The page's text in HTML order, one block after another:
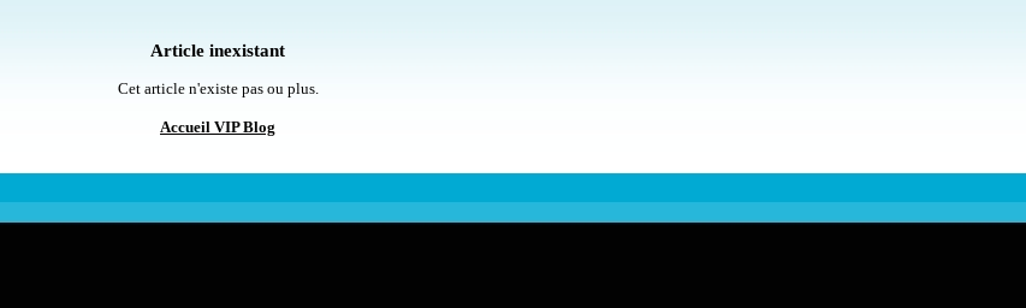
Article inexistant
Cet article n'existe pas ou plus.
Accueil VIP Blog